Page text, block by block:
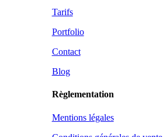
Tarifs
Portfolio
Contact
Blog
Règlementation
Mentions légales